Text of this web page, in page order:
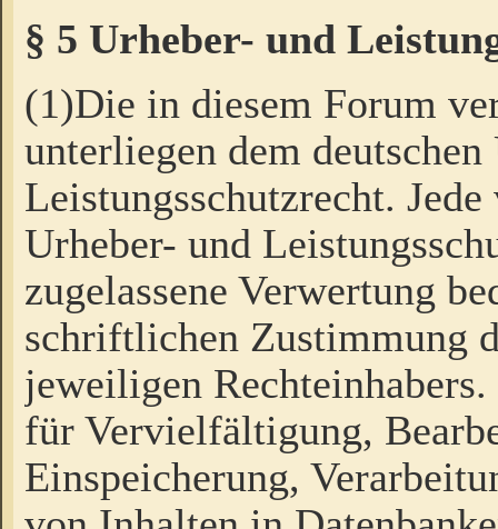
§ 5 Urheber- und
(1)Die in diesem Forum
unterliegen dem
Leistungsschutzrecht.
Urheber- und
zugelassene Verwertung
schriftlichen Zustimmung
jeweiligen
für Vervielfältigung,
Einspeicherung,